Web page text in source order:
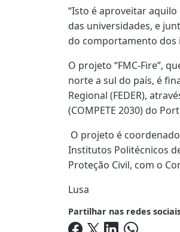
“Isto é aproveitar
das universidades, e
do comportamento dos
O projeto “FMC-Fire”,
norte a sul do país, é
Regional (FEDER),
(COMPETE 2030) do
O projeto é
Institutos Politécnicos
Proteção Civil, com o
Lusa
Partilhar nas redes